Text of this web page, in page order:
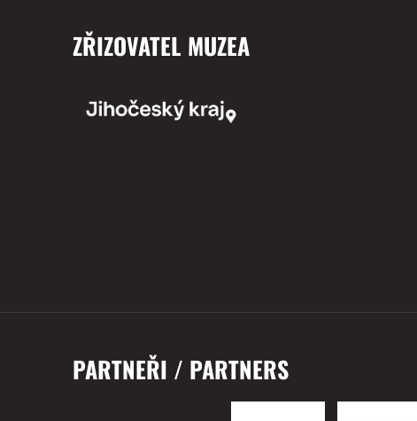
ZŘIZOVATEL MUZEA
PARTNEŘI / PARTNERS